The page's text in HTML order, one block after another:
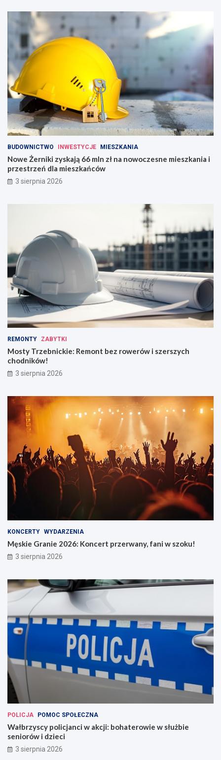
BUDOWNICTWO INWESTYCJE MIESZKANIA
Nowe Żerniki zyskają 66 mln zł na nowoczesne mieszkania i
przestrzeń dla mieszkańców
3 sierpnia 2026
REMONTY ZABYTKI
Mosty Trzebnickie: Remont bez rowerów i szerszych
chodników!
3 sierpnia 2026
KONCERTY WYDARZENIA
Męskie Granie 2026: Koncert przerwany, fani w szoku!
3 sierpnia 2026
POLICJA POMOC SPOŁECZNA
Wałbrzyscy policjanci w akcji: bohaterowie w służbie
seniorów i dzieci
3 sierpnia 2026